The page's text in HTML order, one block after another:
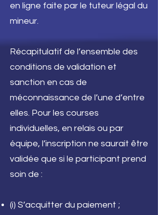
en ligne faite par le tuteur légal du
mineur.
Récapitulatif de l’ensemble des
conditions de validation et
sanction en cas de
méconnaissance de l’une d’entre
elles. Pour les courses
individuelles, en relais ou par
équipe, l’inscription ne saurait être
validée que si le participant prend
soin de :
(i) S’acquitter du paiement ;